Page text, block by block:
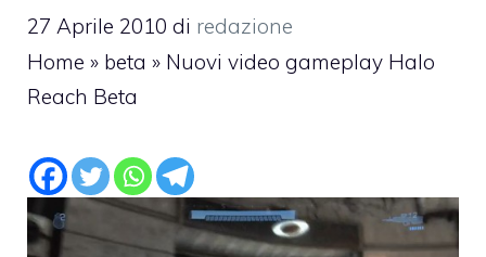
27 Aprile 2010 di redazione
Home » beta » Nuovi video gameplay Halo
Reach Beta